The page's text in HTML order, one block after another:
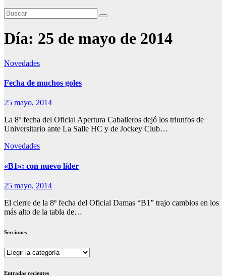
Día: 25 de mayo de 2014
Novedades
Fecha de muchos goles
25 mayo, 2014
La 8º fecha del Oficial Apertura Caballeros dejó los triunfos de
Universitario ante La Salle HC y de Jockey Club…
Novedades
«B1»: con nuevo líder
25 mayo, 2014
El cierre de la 8º fecha del Oficial Damas “B1” trajo cambios en los
más alto de la tabla de…
Secciones
Secciones
Entradas recientes